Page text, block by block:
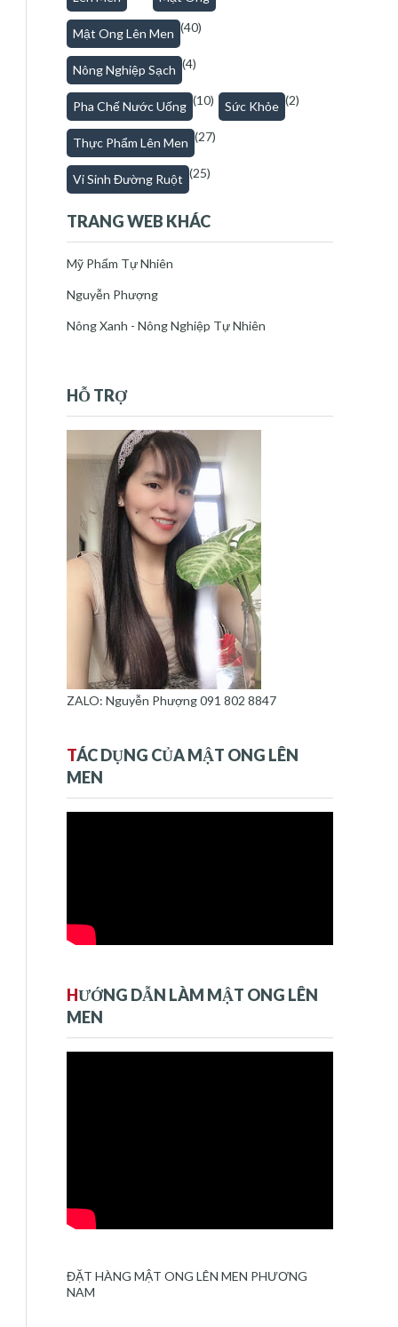
Mật Ong Lên Men (40)
Nông Nghiệp Sạch (4)
Pha Chế Nước Uống (10) Sức Khỏe (2)
Thực Phẩm Lên Men (27)
Vi Sinh Đường Ruột (25)
TRANG WEB KHÁC
Mỹ Phẩm Tự Nhiên
Nguyễn Phượng
Nông Xanh - Nông Nghiệp Tự Nhiên
HỖ TRỢ
ZALO: Nguyễn Phượng 091 802 8847
TÁC DỤNG CỦA MẬT ONG LÊN
MEN
HƯỚNG DẪN LÀM MẬT ONG LÊN
MEN
ĐẶT HÀNG MẬT ONG LÊN MEN PHƯƠNG
NAM